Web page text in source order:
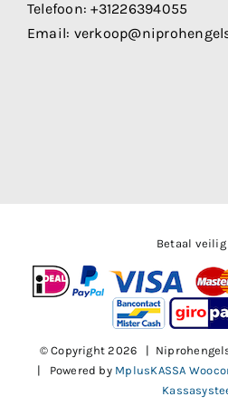
Telefoon:+31226394055
Email:
Betaal
© Copyright2026 |
| Powered by MplusKASSA